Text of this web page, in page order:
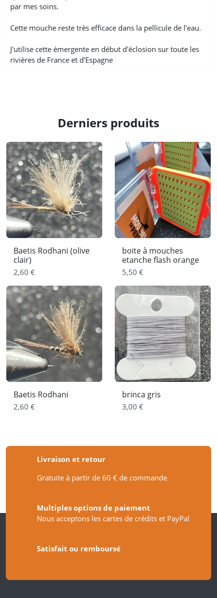
par mes soins.
Cette mouche reste très efficace dans la pellicule de l'eau.
J'utilise cette émergente en début d'éclosion sur toute les
rivières de France et d'Espagne
Derniers produits
Baetis Rodhani (olive
clair)
2,60 €
boite à mouches
etanche flash orange
5,50 €
Baetis Rodhani
2,60 €
brinca gris
3,00 €
Livraison et retour
Gratuite à partir de 60 € de commande.
Multiples options de paiement
Nous acceptons les cartes de crédits et PayPal
Satisfait ou remboursé